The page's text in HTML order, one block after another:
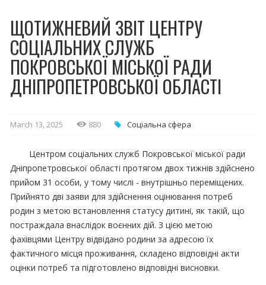
ЩОТИЖНЕВИЙ ЗВІТ ЦЕНТРУ
СОЦІАЛЬНИХ СЛУЖБ
ПОКРОВСЬКОЇ МІСЬКОЇ РАДИ
ДНІПРОПЕТРОВСЬКОЇ ОБЛАСТІ
March 13, 2025 880 Соціальна сфера
Центром соціальних служб Покровської міської ради
Дніпропетровської області протягом двох тижнів здійснено
прийом 31 особи, у тому числі - внутрішньо переміщених.
Прийнято дві заяви для здійснення оцінювання потреб
родин з метою встановлення статусу дитині, як такій, що
постраждала внаслідок воєнних дій. З цією метою
фахівцями Центру відвідано родини за адресою їх
фактичного місця проживання, складено відповідні акти
оцінки потреб та підготовлено відповідні висновки.